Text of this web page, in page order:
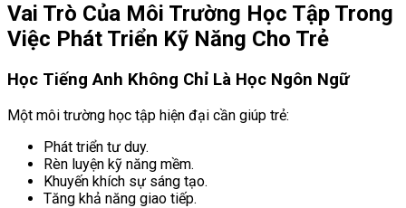
Vai Trò Của Môi Trường Học Tập Trong
Việc Phát Triển Kỹ Năng Cho Trẻ
Học Tiếng Anh Không Chỉ Là Học Ngôn Ngữ
Một môi trường học tập hiện đại cần giúp trẻ:
Phát triển tư duy.
Rèn luyện kỹ năng mềm.
Khuyến khích sự sáng tạo.
Tăng khả năng giao tiếp.